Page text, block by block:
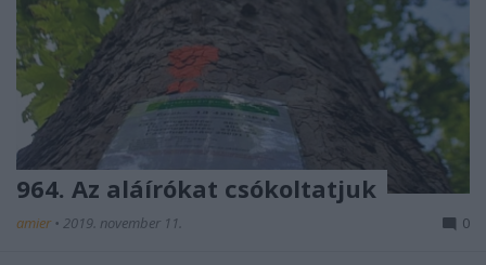
964. Az aláírókat csókoltatjuk
amier • 2019. november 11. 0